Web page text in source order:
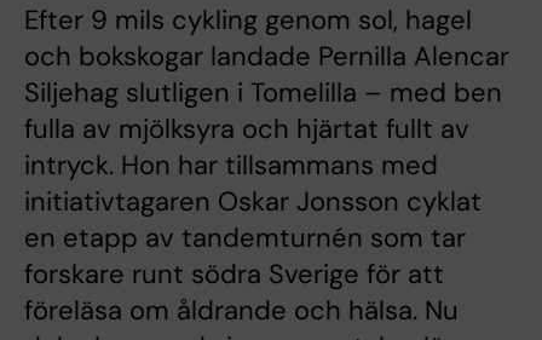
Efter 9 mils cykling genom sol, hagel
och bokskogar landade Pernilla Alencar
Siljehag slutligen i Tomelilla – med ben
fulla av mjölksyra och hjärtat fullt av
intryck. Hon har tillsammans med
initiativtagaren Oskar Jonsson cyklat
en etapp av tandemturnén som tar
forskare runt södra Sverige för att
föreläsa om åldrande och hälsa. Nu